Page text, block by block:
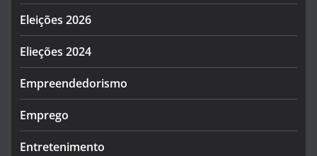
Eleições 2026
Elieções 2024
Empreendedorismo
Emprego
Entretenimento